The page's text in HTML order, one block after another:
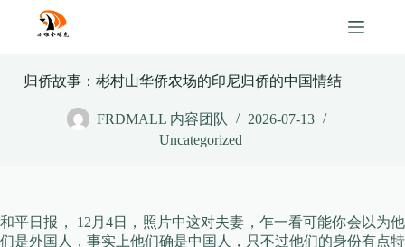
content
归侨故事：彬村山华侨农场的印尼归侨的中国情结
FRDMALL 内容团队
2026-07-13
Uncategorized
和平日报， 12月4日，照片中这对夫妻，乍一看可能你会以为他
们是外国人，事实上他们确是中国人，只不过他们的身份有点特